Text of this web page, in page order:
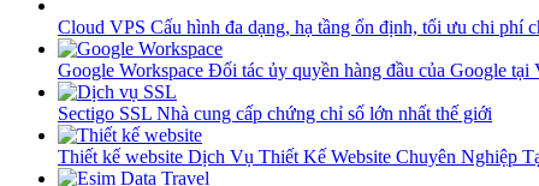
Cloud VPS Cấu hình đa dạng, hạ tầng ổn định, tối ưu chi phí
Google Workspace Đối tác ủy quyền hàng đầu của Google tại
Sectigo SSL Nhà cung cấp chứng chỉ số lớn nhất thế giới
Thiết kế website Dịch Vụ Thiết Kế Website Chuyên Nghiệp